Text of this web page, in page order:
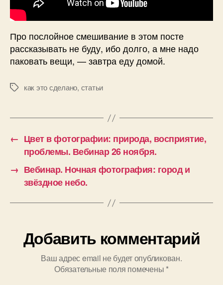
Про послойное смешивание в этом посте
рассказывать не буду, ибо долго, а мне надо
паковать вещи, — завтра еду домой.
Меткикак это сделано, статьи
← Цвет в фотографии: природа, восприятие,
проблемы. Вебинар 26 ноября.
→ Вебинар. Ночная фотография: город и
звёздное небо.
Добавить комментарий
Ваш адрес email не будет опубликован.
Обязательные поля помечены *